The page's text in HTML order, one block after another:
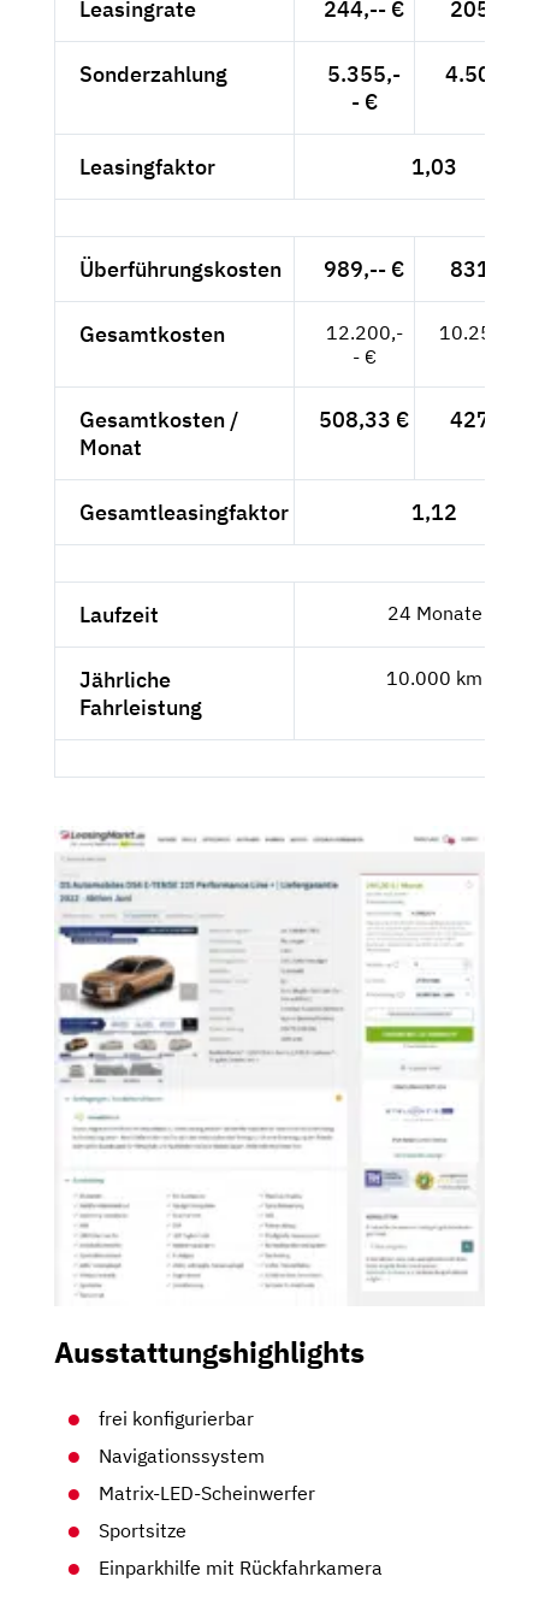
Leasingrate 244,-- € 205,04 €
Sonderzahlung
5.355,-
- €
4.500,--
Leasingfaktor 1,03
Überführungskosten 989,-- € 831,09 €
Gesamtkosten
12.200,-
- €
10.252,10
Gesamtkosten /
Monat
508,33 € 427,17 €
Gesamtleasingfaktor 1,12
Laufzeit 24 Monate
Jährliche
Fahrleistung
10.000 km
Ausstattungshighlights
frei konfigurierbar
Navigationssystem
Matrix-LED-Scheinwerfer
Sportsitze
Einparkhilfe mit Rückfahrkamera